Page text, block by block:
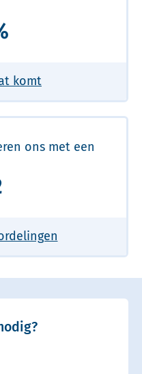
komt
ons met een